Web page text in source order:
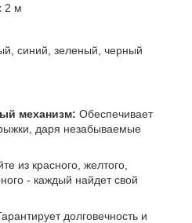
2 м
синий, зеленый, черный
механизм: Обеспечивает
даря незабываемые
из красного, желтого,
- каждый найдет свой
долговечность и